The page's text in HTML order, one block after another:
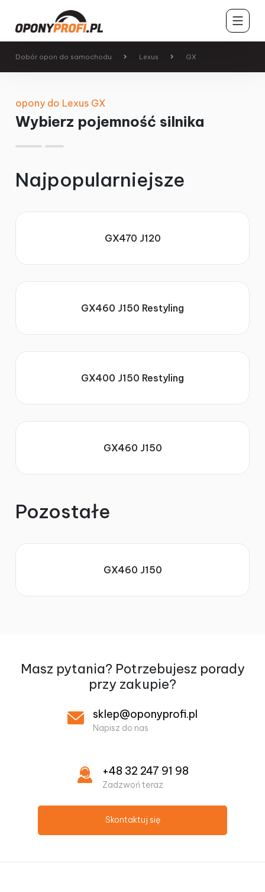
Opony motocyklowe
Opony rolnicze
Dobór opon do samochodu Lexus GX
opony do Lexus GX
Wybierz pojemność silnika
Najpopularniejsze
GX470 J120
GX460 J150 Restyling
GX400 J150 Restyling
GX460 J150
Pozostałe
GX460 J150
Masz pytania? Potrzebujesz porady
przy zakupie?
sklep@oponyprofi.pl
Napisz do nas
+48 32 247 91 98
Zadzwoń teraz
Skontaktuj się